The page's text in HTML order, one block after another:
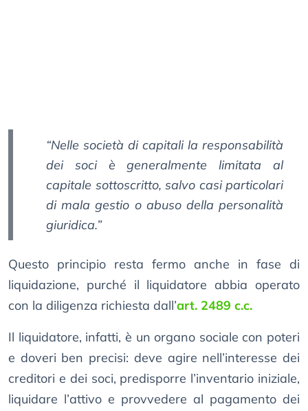
“Nelle società di capitali la responsabilità
dei soci è generalmente limitata al
capitale sottoscritto, salvo casi particolari
di mala gestio o abuso della personalità
giuridica.”
Questo principio resta fermo anche in fase di
liquidazione, purché il liquidatore abbia operato
con la diligenza richiesta dall’art. 2489 c.c.
Il liquidatore, infatti, è un organo sociale con poteri
e doveri ben precisi: deve agire nell’interesse dei
creditori e dei soci, predisporre l’inventario iniziale,
liquidare l’attivo e provvedere al pagamento dei